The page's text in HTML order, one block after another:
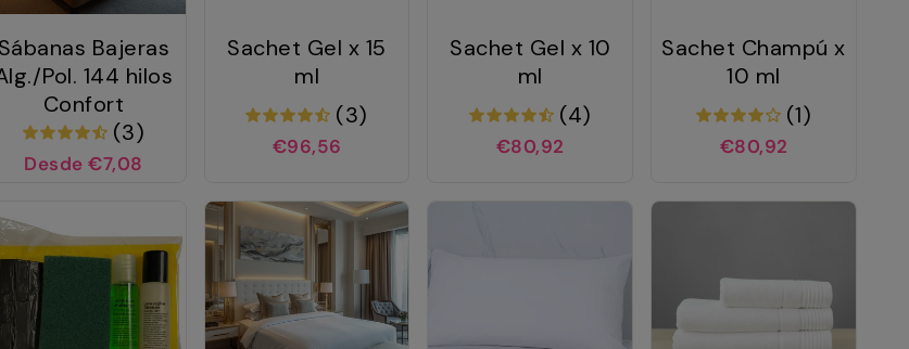
Sábanas Bajeras
Pol. 144 hilos
Confort
(3)
Desde €7,08
Sachet Gel x 15
ml
(3)
€96,56
Sachet Gel x 10
ml
(4)
€80,92
Sachet Champú x
10 ml
(1)
€80,92